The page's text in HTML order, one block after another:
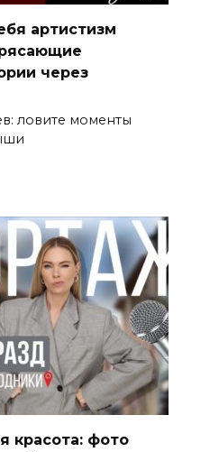
артистизм
через
ловите моменты
красота: фото